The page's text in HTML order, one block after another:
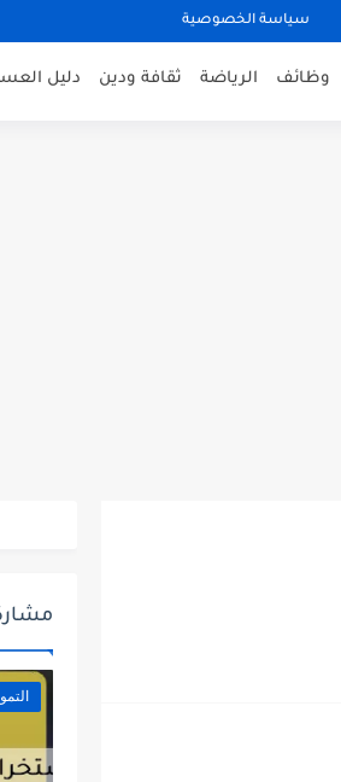
سياسة الخصوصية
وظائف الرياضة ثقافة ودين دليل